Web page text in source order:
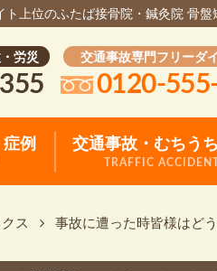
ト上位のふたば接骨院・鍼灸院 骨盤
労災 交通事故専門フリーダ
0120-
例 交通事故・むちう
TRAFFIC
ス 事故に遭った時皆様はど